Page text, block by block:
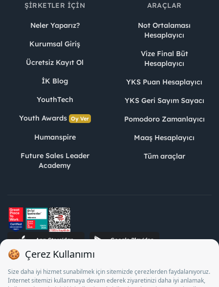
ŞIRKETLER İÇIN
Neler Yaparız?
Kurumsal Giriş
Ücretsiz Kayıt Ol
İK Blog
YouthTech
Youth Awards Oy Ver
Humanspire
Future Sales Leader
Academy
ARAÇLAR
Not Ortalaması
Hesaplayıcı
Vize Final Büt
Hesaplayıcı
YKS Puan Hesaplayıcı
YKS Geri Sayım Sayacı
Pomodoro Zamanlayıcı
Maaş Hesaplayıcı
Tüm araçlar
STJ İnsan Kaynakları Bilişim ve Danışmanlık A.Ş. Özel İstihdam